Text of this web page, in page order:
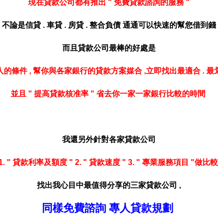
現在貸款公司都有推出 " 免費貸款諮詢的服務 "
不論是信貸 . 車貸 . 房貸 . 整合負債 通通可以快速的幫您借到錢
而且貸款公司最棒的好處是
的條件, 幫你與各家銀行的貸款方案媒合 ,立即找出最適合 . 最
並且 " 提高貸款核准率 " 省去你一家一家銀行比較的時間
我還另外針對各家貸款公司
" 貸款利率及額度 " 2. " 貸款速度 " 3. " 專業服務項目 "做比
找出我心目中最值得分享的三家貸款公司 ,
同樣免費諮詢 專人貸款規劃